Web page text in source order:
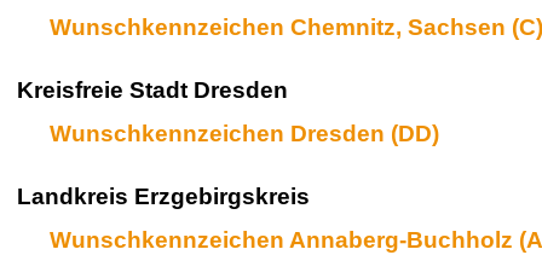
Wunschkennzeichen Chemnitz, Sachsen (C)
Kreisfreie Stadt Dresden
Wunschkennzeichen Dresden (DD)
Landkreis Erzgebirgskreis
Wunschkennzeichen Annaberg-Buchholz